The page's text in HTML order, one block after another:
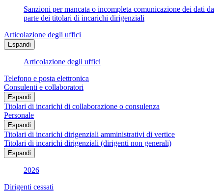
Sanzioni per mancata o incompleta comunicazione dei dati da
parte dei titolari di incarichi dirigenziali
Articolazione degli uffici
Espandi
Articolazione degli uffici
Telefono e posta elettronica
Consulenti e collaboratori
Espandi
Titolari di incarichi di collaborazione o consulenza
Personale
Espandi
Titolari di incarichi dirigenziali amministrativi di vertice
Titolari di incarichi dirigenziali (dirigenti non generali)
Espandi
2026
Dirigenti cessati